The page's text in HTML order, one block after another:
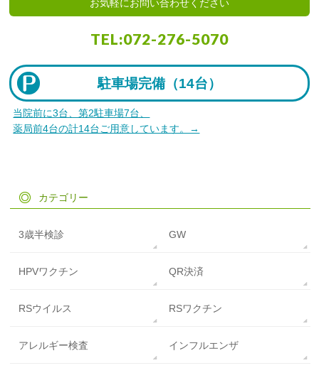
お気軽にお問い合わせください
TEL:072-276-5070
駐車場完備（14台）
当院前に3台、第2駐車場7台、
薬局前4台の計14台ご用意しています。→
カテゴリー
3歳半検診 GW
HPVワクチン QR決済
RSウイルス RSワクチン
アレルギー検査 インフルエンザ